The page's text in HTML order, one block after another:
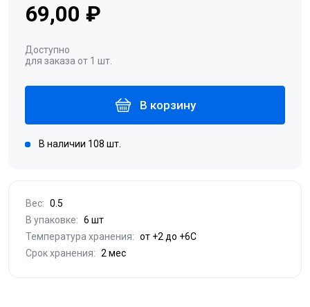
69,00 ₽
Доступно
для заказа от 1 шт.
В корзину
В наличии 108 шт.
Вес: 0.5
В упаковке: 6 шт
Температура хранения: от +2 до +6С
Срок хранения: 2 мес